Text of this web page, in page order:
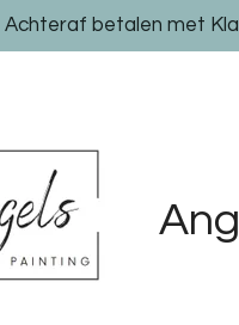
Achteraf betalen met